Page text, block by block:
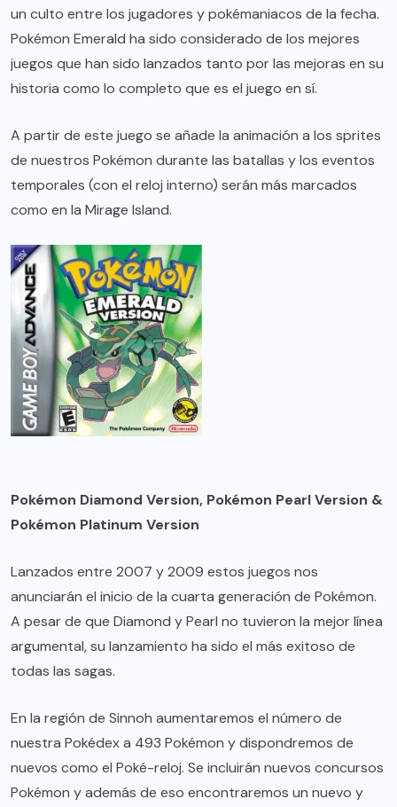
un culto entre los jugadores y pokémaniacos de la fecha.
Pokémon Emerald ha sido considerado de los mejores
juegos que han sido lanzados tanto por las mejoras en su
historia como lo completo que es el juego en sí.
A partir de este juego se añade la animación a los sprites
de nuestros Pokémon durante las batallas y los eventos
temporales (con el reloj interno) serán más marcados
como en la Mirage Island.
Pokémon Diamond Version, Pokémon Pearl Version &
Pokémon Platinum Version
Lanzados entre 2007 y 2009 estos juegos nos
anunciarán el inicio de la cuarta generación de Pokémon.
A pesar de que Diamond y Pearl no tuvieron la mejor línea
argumental, su lanzamiento ha sido el más exitoso de
todas las sagas.
En la región de Sinnoh aumentaremos el número de
nuestra Pokédex a 493 Pokémon y dispondremos de
nuevos como el Poké-reloj. Se incluirán nuevos concursos
Pokémon y además de eso encontraremos un nuevo y